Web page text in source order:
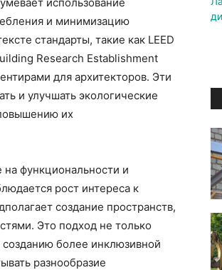
и минимизацию
стандарты, такие как LEED
Research Establishment
для архитекторов. Эти
и улучшать экологические
их
функциональности и
рост интереса к
создание пространств,
Это подход не только
созданию более инклюзивной
разнообразие